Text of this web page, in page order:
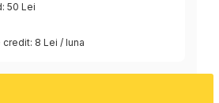
50 Lei
8 Lei / luna